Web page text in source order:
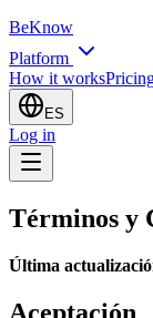
BeKnow
Platform
How it works
ES
Log in
Términos y
Última
Aceptación